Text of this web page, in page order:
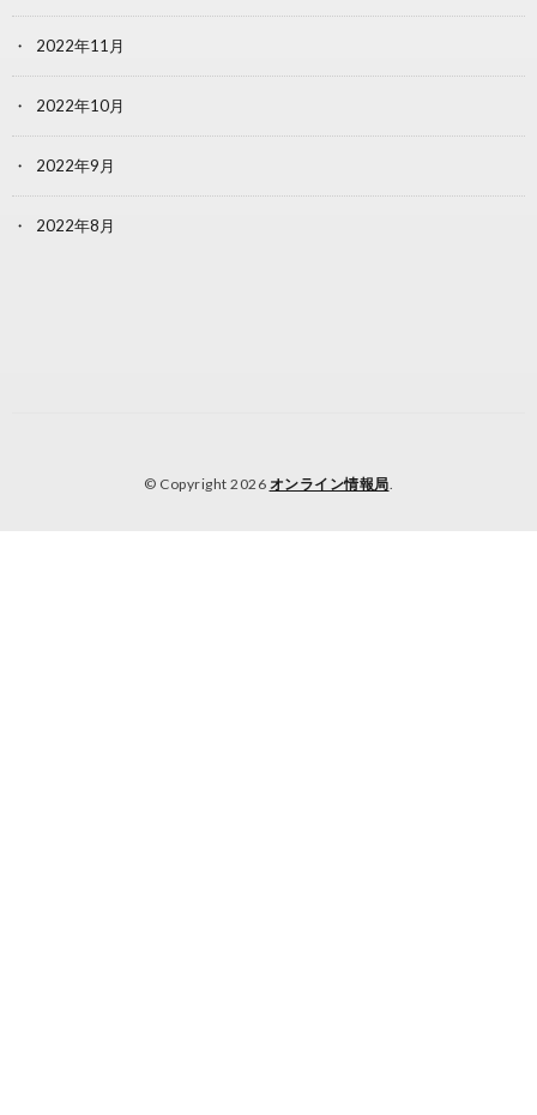
2022年11月
2022年10月
2022年9月
2022年8月
© Copyright 2026 オンライン情報局